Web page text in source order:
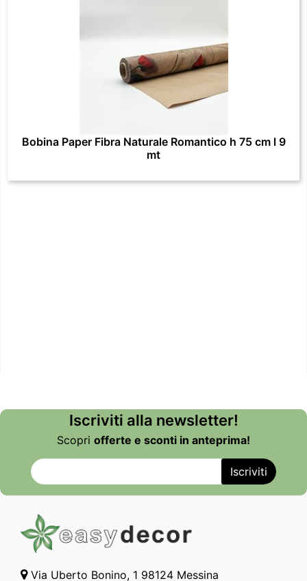
Bobina Paper Fibra Naturale Romantico h 75 cm l 9
mt
Iscriviti alla newsletter!
Scopri offerte e sconti in anteprima!
Via Uberto Bonino, 1 98124 Messina